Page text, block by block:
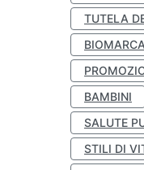
TUTELA
BAMBINI
SALUTE
STILI DI